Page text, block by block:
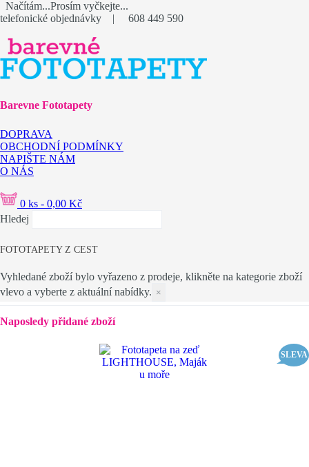
Načítám...Prosím vyčkejte...
telefonické objednávky | 608 449 590
Barevne Fototapety
DOPRAVA
OBCHODNÍ PODMÍNKY
NAPIŠTE NÁM
O NÁS
0 ks - 0,00 Kč
Hledej
FOTOTAPETY Z CEST
Vyhledané zboží bylo vyřazeno z prodeje, klikněte na kategorie zboží
vlevo a vyberte z aktuální nabídky. ×
Naposledy přidané zboží
SLEVA